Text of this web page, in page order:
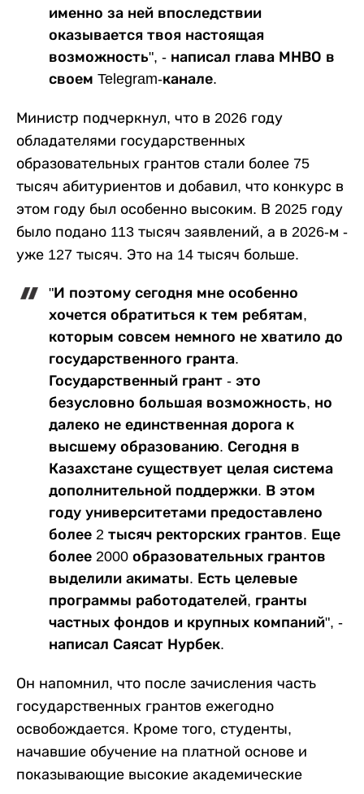
именно за ней впоследствии
оказывается твоя настоящая
возможность", - написал глава МНВО в
своем Telegram-канале.
Министр подчеркнул, что в 2026 году
обладателями государственных
образовательных грантов стали более 75
тысяч абитуриентов и добавил, что конкурс в
этом году был особенно высоким. В 2025 году
было подано 113 тысяч заявлений, а в 2026-м -
уже 127 тысяч. Это на 14 тысяч больше.
"И поэтому сегодня мне особенно
хочется обратиться к тем ребятам,
которым совсем немного не хватило до
государственного гранта.
Государственный грант - это
безусловно большая возможность, но
далеко не единственная дорога к
высшему образованию. Сегодня в
Казахстане существует целая система
дополнительной поддержки. В этом
году университетами предоставлено
более 2 тысяч ректорских грантов. Еще
более 2000 образовательных грантов
выделили акиматы. Есть целевые
программы работодателей, гранты
частных фондов и крупных компаний", -
написал Саясат Нурбек.
Он напомнил, что после зачисления часть
государственных грантов ежегодно
освобождается. Кроме того, студенты,
начавшие обучение на платной основе и
показывающие высокие академические